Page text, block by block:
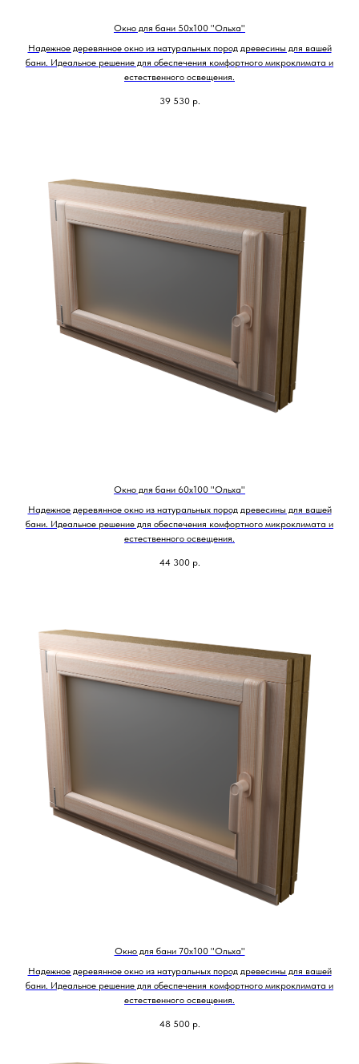
Окно для бани 50х100 "Ольха"
Надежное деревянное окно из натуральных пород древесины для вашей
бани. Идеальное решение для обеспечения комфортного микроклимата и
естественного освещения.
39 530 р.
Окно для бани 60х100 "Ольха"
Надежное деревянное окно из натуральных пород древесины для вашей
бани. Идеальное решение для обеспечения комфортного микроклимата и
естественного освещения.
44 300 р.
Окно для бани 70х100 "Ольха"
Надежное деревянное окно из натуральных пород древесины для вашей
бани. Идеальное решение для обеспечения комфортного микроклимата и
естественного освещения.
48 500 р.